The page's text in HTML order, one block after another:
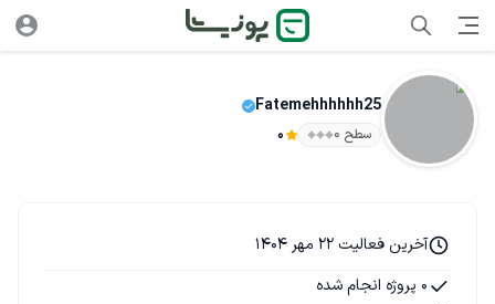
Fatemehhhhhh25
سطح ۰ 0
آخرین فعالیت 22 مهر 1404
0 پروژه انجام شده